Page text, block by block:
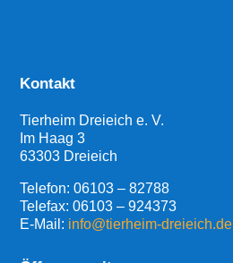
Kontakt
Tierheim Dreieich e. V.
Im Haag 3
63303 Dreieich
Telefon:06103 – 82788
Telefax: 06103 – 924373
E-Mail: info@tierheim-dreieich.de